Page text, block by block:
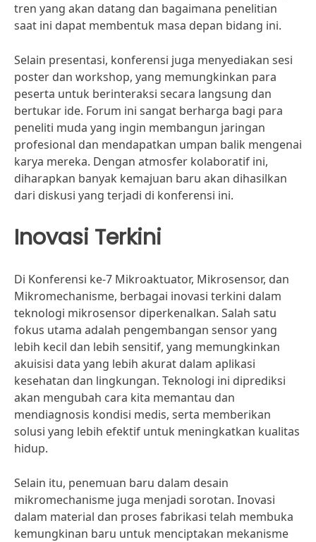
tren yang akan datang dan bagaimana penelitian
saat ini dapat membentuk masa depan bidang ini.
Selain presentasi, konferensi juga menyediakan sesi
poster dan workshop, yang memungkinkan para
peserta untuk berinteraksi secara langsung dan
bertukar ide. Forum ini sangat berharga bagi para
peneliti muda yang ingin membangun jaringan
profesional dan mendapatkan umpan balik mengenai
karya mereka. Dengan atmosfer kolaboratif ini,
diharapkan banyak kemajuan baru akan dihasilkan
dari diskusi yang terjadi di konferensi ini.
Inovasi Terkini
Di Konferensi ke-7 Mikroaktuator, Mikrosensor, dan
Mikromechanisme, berbagai inovasi terkini dalam
teknologi mikrosensor diperkenalkan. Salah satu
fokus utama adalah pengembangan sensor yang
lebih kecil dan lebih sensitif, yang memungkinkan
akuisisi data yang lebih akurat dalam aplikasi
kesehatan dan lingkungan. Teknologi ini diprediksi
akan mengubah cara kita memantau dan
mendiagnosis kondisi medis, serta memberikan
solusi yang lebih efektif untuk meningkatkan kualitas
hidup.
Selain itu, penemuan baru dalam desain
mikromechanisme juga menjadi sorotan. Inovasi
dalam material dan proses fabrikasi telah membuka
kemungkinan baru untuk menciptakan mekanisme